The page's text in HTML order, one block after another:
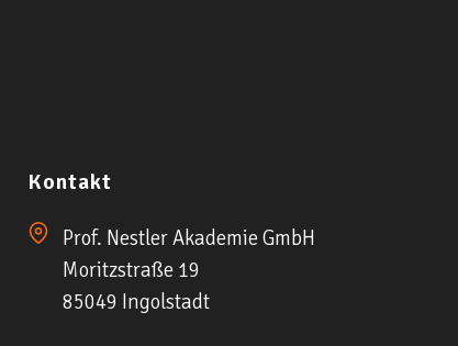
Kontakt
Prof. Nestler Akademie GmbH
Moritzstraße 19
85049 Ingolstadt